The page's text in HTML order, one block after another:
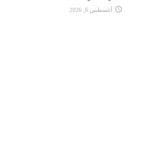
أغسطس 6, 2026